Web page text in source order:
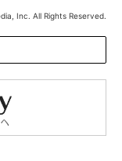
Inc. All Rights Reserved.